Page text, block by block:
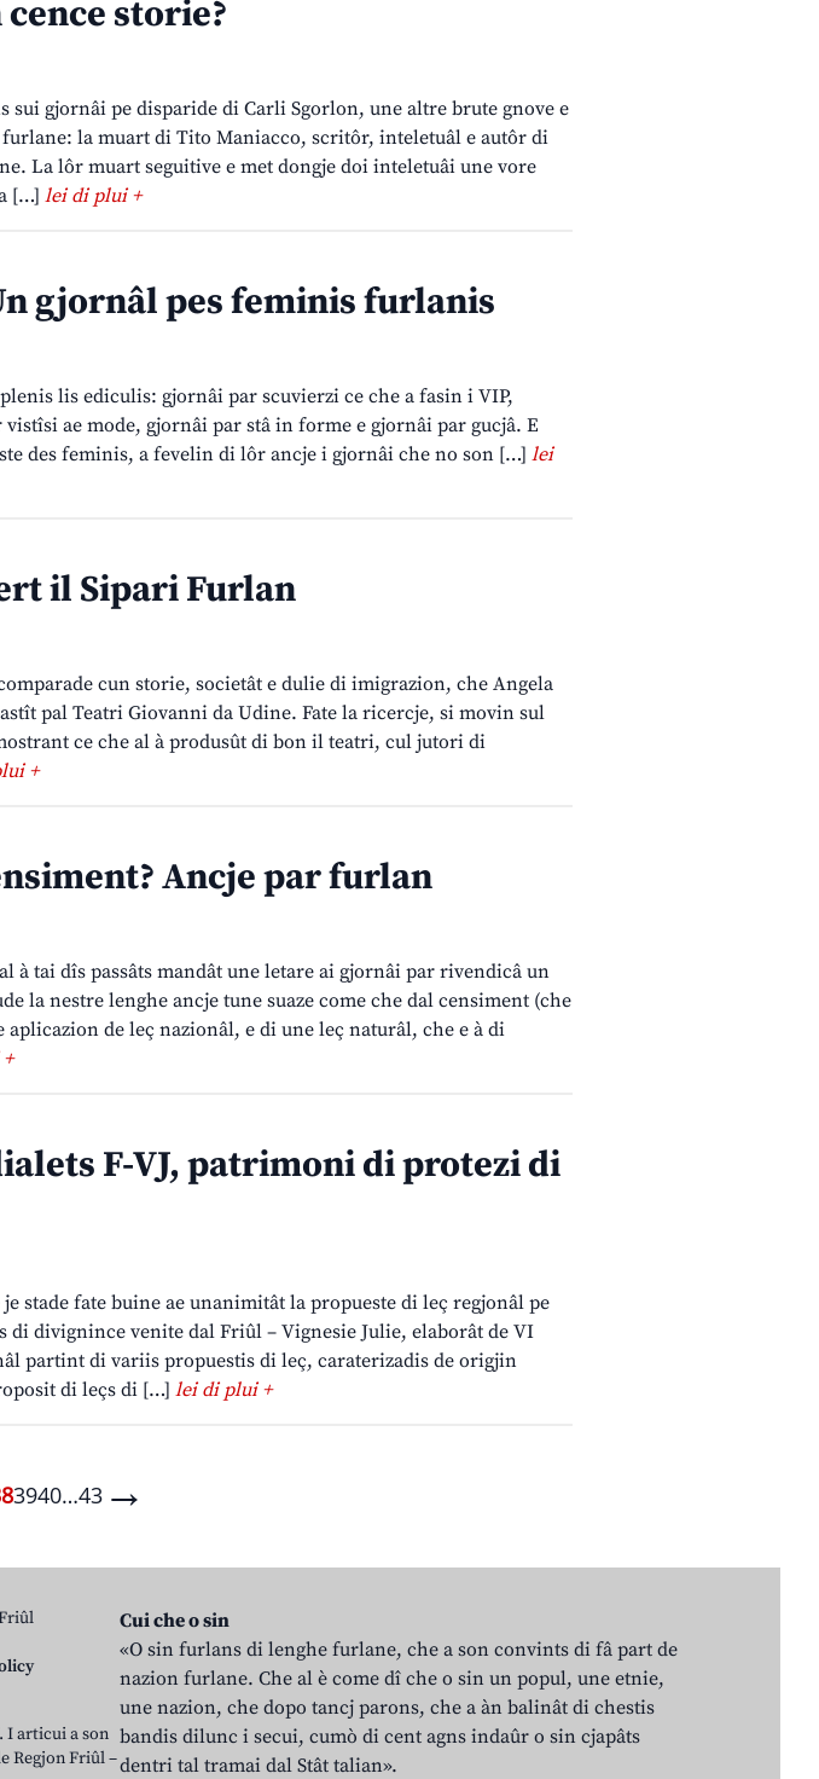
storie?
sui gjornâi pe disparide di Carli Sgorlon, une altre brute gnove e
furlane: la muart di Tito Maniacco, scritôr, inteletuâl e autôr di
La lôr muart seguitive e met dongje doi inteletuâi une vore
[…] lei di plui +
gjornâl pes feminis furlanis
lis ediculis: gjornâi par scuvierzi ce che a fasin i VIP,
ae mode, gjornâi par stâ in forme e gjornâi par gucjâ. E
des feminis, a fevelin di lôr ancje i gjornâi che no son […] lei
il Sipari Furlan
cun storie, societât e dulie di imigrazion, che Angela
pal Teatri Giovanni da Udine. Fate la ricercje, si movin sul
ce che al à produsût di bon il teatri, cul jutori di
+
Ancje par furlan
à tai dîs passâts mandât une letare ai gjornâi par rivendicâ un
la nestre lenghe ancje tune suaze come che dal censiment (che
aplicazion de leç nazionâl, e di une leç naturâl, che e à di
F-VJ, patrimoni di protezi di
stade fate buine ae unanimitât la propueste di leç regjonâl pe
di divignince venite dal Friûl – Vignesie Julie, elaborât de VI
partint di variis propuestis di leç, caraterizadis de origjin
di leçs di […] lei di plui +
3940…43 →
I articui a son
Regjon Friûl –
Cui che o sin
«O sin furlans di lenghe furlane, che a son convints di fâ part de
nazion furlane. Che al è come dî che o sin un popul, une etnie,
une nazion, che dopo tancj parons, che a àn balinât di chestis
bandis dilunc i secui, cumò di cent agns indaûr o sin cjapâts
dentri tal tramai dal Stât talian».